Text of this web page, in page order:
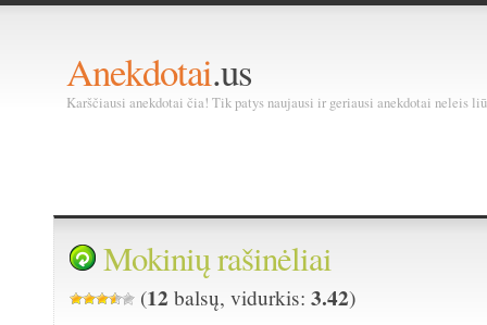
Anekdotai.us
Karščiausi anekdotai čia! Tik patys naujausi ir geriausi anekdotai neleis
Mokinių rašinėliai
(12 balsų, vidurkis:3.42)